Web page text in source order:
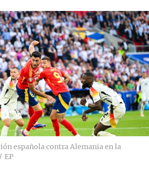
española contra Alemania en la
EP